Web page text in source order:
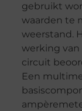
gebruikt
waarden te
weerstand.
werking
circuit
Een